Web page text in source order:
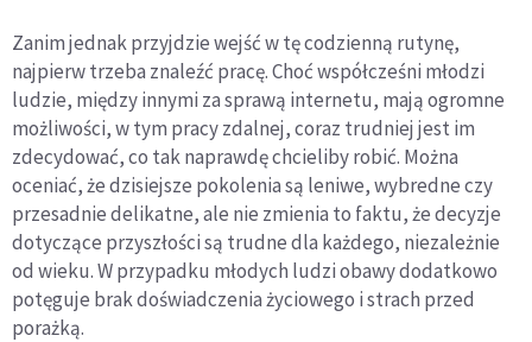
Zanim jednak przyjdzie wejść w tę codzienną rutynę,
najpierw trzeba znaleźć pracę. Choć współcześni młodzi
ludzie, między innymi za sprawą internetu, mają ogromne
możliwości, w tym pracy zdalnej, coraz trudniej jest im
zdecydować, co tak naprawdę chcieliby robić. Można
oceniać, że dzisiejsze pokolenia są leniwe, wybredne czy
przesadnie delikatne, ale nie zmienia to faktu, że decyzje
dotyczące przyszłości są trudne dla każdego, niezależnie
od wieku. W przypadku młodych ludzi obawy dodatkowo
potęguje brak doświadczenia życiowego i strach przed
porażką.